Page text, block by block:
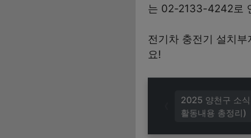
는 02-2133-4242로
전기차 충전기 설치
요!
2025 양천구 소
활동내용 총정리)